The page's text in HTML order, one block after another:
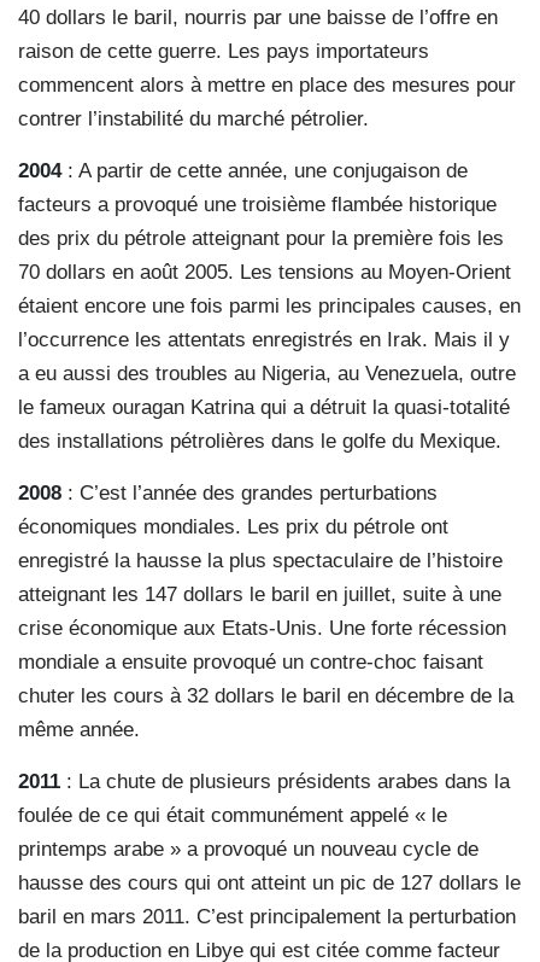
40 dollars le baril, nourris par une baisse de l’offre en
raison de cette guerre. Les pays importateurs
commencent alors à mettre en place des mesures pour
contrer l’instabilité du marché pétrolier.
2004: A partir de cette année, une conjugaison de
facteurs a provoqué une troisième flambée historique
des prix du pétrole atteignant pour la première fois les
70 dollars en août 2005. Les tensions au Moyen-Orient
étaient encore une fois parmi les principales causes, en
l’occurrence les attentats enregistrés en Irak. Mais il y
a eu aussi des troubles au Nigeria, au Venezuela, outre
le fameux ouragan Katrina qui a détruit la quasi-totalité
des installations pétrolières dans le golfe du Mexique.
2008 : C’est l’année des grandes perturbations
économiques mondiales. Les prix du pétrole ont
enregistré la hausse la plus spectaculaire de l’histoire
atteignant les 147 dollars le baril en juillet, suite à une
crise économique aux Etats-Unis. Une forte récession
mondiale a ensuite provoqué un contre-choc faisant
chuter les cours à 32 dollars le baril en décembre de la
même année.
2011 : La chute de plusieurs présidents arabes dans la
foulée de ce qui était communément appelé « le
printemps arabe » a provoqué un nouveau cycle de
hausse des cours qui ont atteint un pic de 127 dollars le
baril en mars 2011. C’est principalement la perturbation
de la production en Libye qui est citée comme facteur